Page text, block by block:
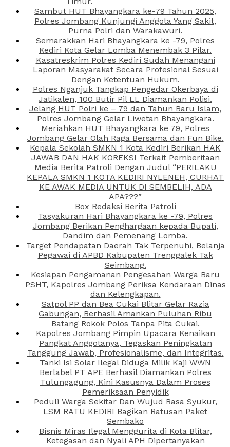
Sambut HUT Bhayangkara ke-79 Tahun 2025,
Polres Jombang Kunjungi Anggota Yang Sakit,
Purna Polri dan Warakawuri.
Semarakkan Hari Bhayangkara ke -79, Polres
Kediri Kota Gelar Lomba Menembak 3 Pilar.
Kasatreskrim Polres Kediri Sudah Menangani
Laporan Masyarakat Secara Profesional Sesuai
Dengan Ketentuan Hukum.
Polres Nganjuk Tangkap Pengedar Okerbaya di
Jatikalen, 100 Butir Pil LL Diamankan Polisi.
Jelang HUT Polri ke – 79 dan Tahun Baru Islam,
Polres Jombang Gelar Liwetan Bhayangkara.
Meriahkan HUT Bhayangkara ke 79, Polres
Jombang Gelar Olah Raga Bersama dan Fun Bike.
Kepala Sekolah SMKN 1 Kota Kediri Berikan HAK
JAWAB DAN HAK KOREKSI Terkait Pemberitaan
Media Berita Patroli Dengan Judul “PERILAKU
KEPALA SMKN 1 KOTA KEDIRI NYLENEH, CURHAT
KE AWAK MEDIA UNTUK DI SEMBELIH, ADA
APA???”
Box Redaksi Berita Patroli
Tasyakuran Hari Bhayangkara ke -79, Polres
Jombang Berikan Penghargaan kepada Bupati,
Dandim dan Pemenang Lomba.
Target Pendapatan Daerah Tak Terpenuhi, Belanja
Pegawai di APBD Kabupaten Trenggalek Tak
Seimbang.
Kesiapan Pengamanan Pengesahan Warga Baru
PSHT, Kapolres Jombang Periksa Kendaraan Dinas
dan Kelengkapan.
Satpol PP dan Bea Cukai Blitar Gelar Razia
Gabungan, Berhasil Amankan Puluhan Ribu
Batang Rokok Polos Tanpa Pita Cukai.
Kapolres Jombang Pimpin Upacara Kenaikan
Pangkat Anggotanya, Tegaskan Peningkatan
Tanggung Jawab, Profesionalisme, dan Integritas.
Tanki Isi Solar Ilegal Diduga Milik Kaji WWN
Berlabel PT APE Berhasil Diamankan Polres
Tulungagung, Kini Kasusnya Dalam Proses
Pemeriksaan Penyidik
Peduli Warga Sekitar Dan Wujud Rasa Syukur,
LSM RATU KEDIRI Bagikan Ratusan Paket
Sembako
Bisnis Miras Ilegal Menggurita di Kota Blitar,
Ketegasan dan Nyali APH Dipertanyakan